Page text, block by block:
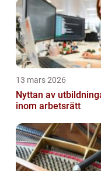
13 mars 2026
Nyttan av
inom arbetsrätt